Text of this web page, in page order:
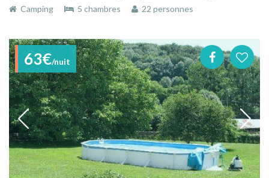
Camping
5 chambres 22 personnes
63€/nuit